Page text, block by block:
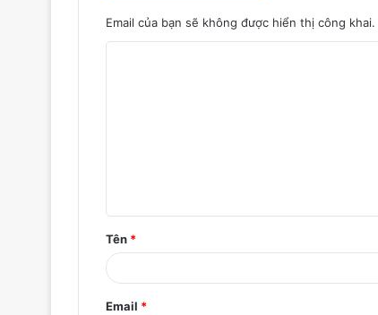
Email của bạn sẽ không được hiển thị công khai.
ậ
n
*
Tên *
Email *